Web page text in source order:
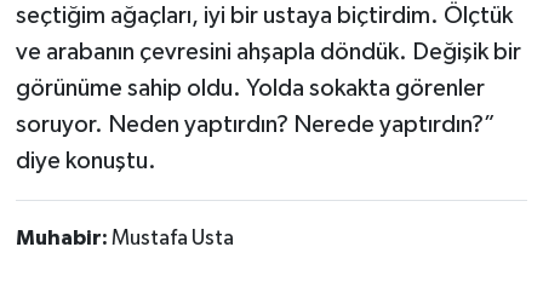
seçtiğim ağaçları, iyi bir ustaya biçtirdim. Ölçtük
ve arabanın çevresini ahşapla döndük. Değişik bir
görünüme sahip oldu. Yolda sokakta görenler
soruyor. Neden yaptırdın? Nerede yaptırdın?”
diye konuştu.
Muhabir: Mustafa Usta